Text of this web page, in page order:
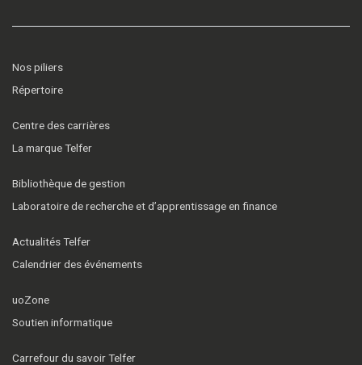
Nos piliers
Répertoire
Centre des carrières
La marque Telfer
Bibliothèque de gestion
Laboratoire de recherche et d’apprentissage en finance
Actualités Telfer
Calendrier des événements
uoZone
Soutien informatique
Carrefour du savoir Telfer